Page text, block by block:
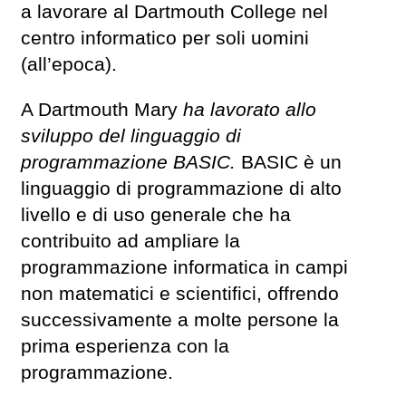
a lavorare al Dartmouth College nel
centro informatico per soli uomini
(all’epoca).
A Dartmouth Mary ha lavorato allo
sviluppo del linguaggio di
programmazione BASIC. BASIC è un
linguaggio di programmazione di alto
livello e di uso generale che ha
contribuito ad ampliare la
programmazione informatica in campi
non matematici e scientifici, offrendo
successivamente a molte persone la
prima esperienza con la
programmazione.